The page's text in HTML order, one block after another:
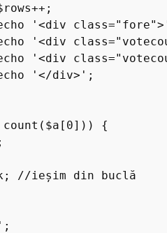
++;
'<div
'<div
'<div
'</div>' ;
count ( $a [ 0])) {
; //ieșim din buclă
;